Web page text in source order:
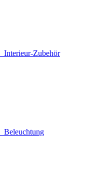
Interieur-Zubehör
Beleuchtung